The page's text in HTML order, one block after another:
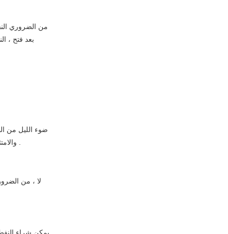
من الضروري
بعد فتح ،
ضوء الليل من
والامتثال للمبادئ التوجيهية للسلامة التي تقدمها الشركة المصنعة . تأكد من اختيار الزيوت الأساسية للأطفال واستخدام الناشر في بيئة مناسبة لسن الطفل واحتياجاته .
لا ، من